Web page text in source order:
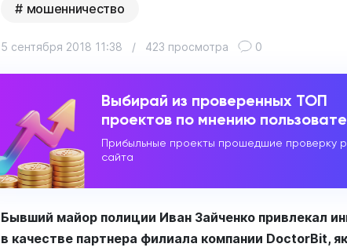
мошенничество
5 сентября 2018 11:38 / 423 просмотра 0
Выбирай из проверенных ТОП
проектов по мнению
Прибыльные проекты прошедшие проверку
сайта
Бывший майор полиции Иван Зайченко привлекал
в качестве партнера филиала компании DoctorBit,